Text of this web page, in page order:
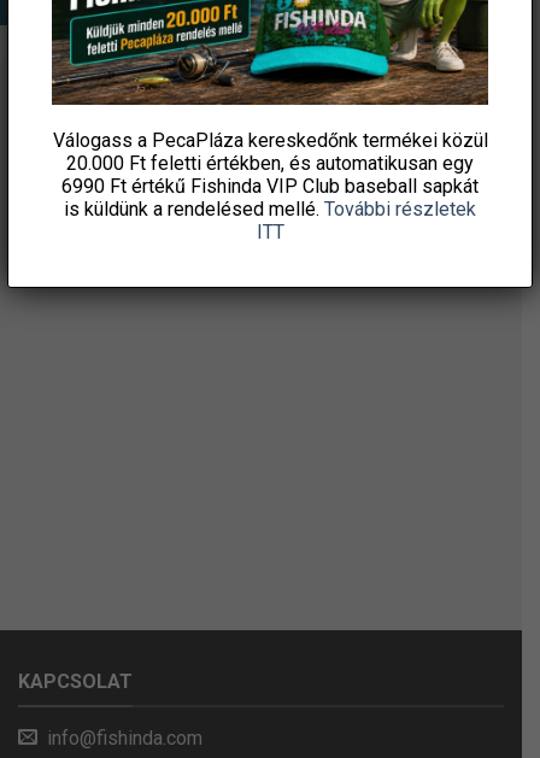
HÍRLEVELÜNKRE!
KAPCSOLAT
info@fishinda.com
Válogass a PecaPláza kereskedőnk termékei közül
20.000 Ft feletti értékben, és automatikusan egy
6990 Ft értékű Fishinda VIP Club baseball sapkát
is küldünk a rendelésed mellé. További részletek
ITT